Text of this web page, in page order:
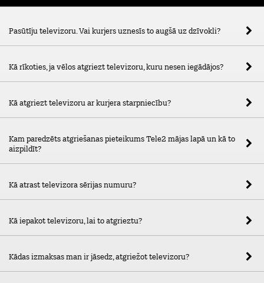
Pasūtīju televizoru. Vai kurjers uznesīs to augšā uz dzīvokli?
Kā rīkoties, ja vēlos atgriezt televizoru, kuru nesen iegādājos?
Kā atgriezt televizoru ar kurjera starpniecību?
Kam paredzēts atgriešanas pieteikums Tele2 mājas lapā un kā to
aizpildīt?
Kā atrast televizora sērijas numuru?
Kā iepakot televizoru, lai to atgrieztu?
Kādas izmaksas man ir jāsedz, atgriežot televizoru?